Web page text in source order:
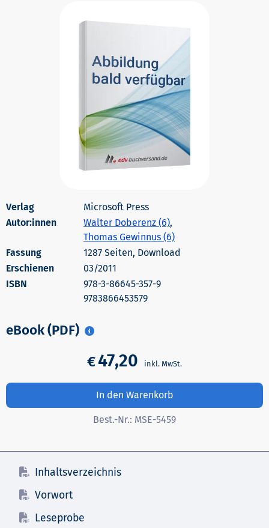
Microsoft Press
Autor:innen
Walter Doberenz (6),
Thomas Gewinnus (6)
1287 Seiten, Download
Erschienen
03/2011
978-3-86645-357-9
9783866453579
eBook (PDF)
€47,20
In den Warenkorb
Best.-Nr.: MSE-5459
Inhaltsverzeichnis
Vorwort
Leseprobe